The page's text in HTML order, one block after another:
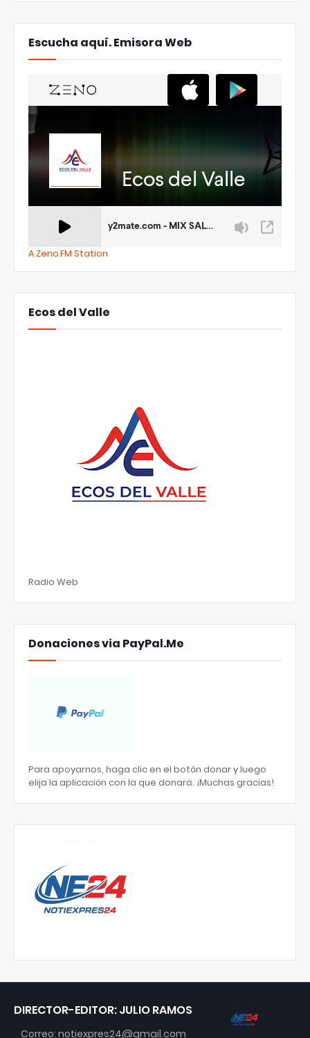
Escucha aquí. Emisora Web
A Zeno.FM Station
Ecos del Valle
Radio Web
Donaciones via PayPal.Me
Para apoyarnos, haga clic en el botón donar y luego
elija la aplicación con la que donará. ¡Muchas gracias!
DIRECTOR-EDITOR: JULIO RAMOS
Correo: notiexpres24@gmail.com